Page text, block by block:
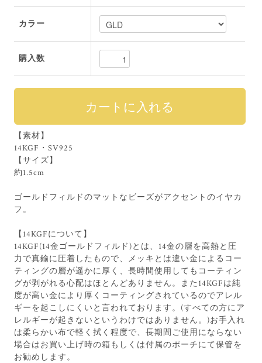
カラー
購入数
【素材】
14KGF・SV925
【サイズ】
約1.5cm
ゴールドフィルドのマットなビーズがアクセントのイヤカ
フ。
【14KGFについて】
14KGF(14金ゴールドフィルド)とは、14金の層を高熱と圧
力で真鍮に圧着したもので、メッキとは違い金によるコー
ティングの層が遥かに厚く、長時間使用してもコーティン
グが剥がれる心配はほとんどありません。また14KGFは純
度が高い金により厚くコーティングされているのでアレル
ギーを起こしにくいと言われております。(すべての方にア
レルギーが起きないというわけではありません。)お手入れ
は柔らかい布で軽く拭く程度で、長期間ご使用にならない
場合はお買い上げ時の箱もしくは付属のポーチにて保管を
お勧めします。